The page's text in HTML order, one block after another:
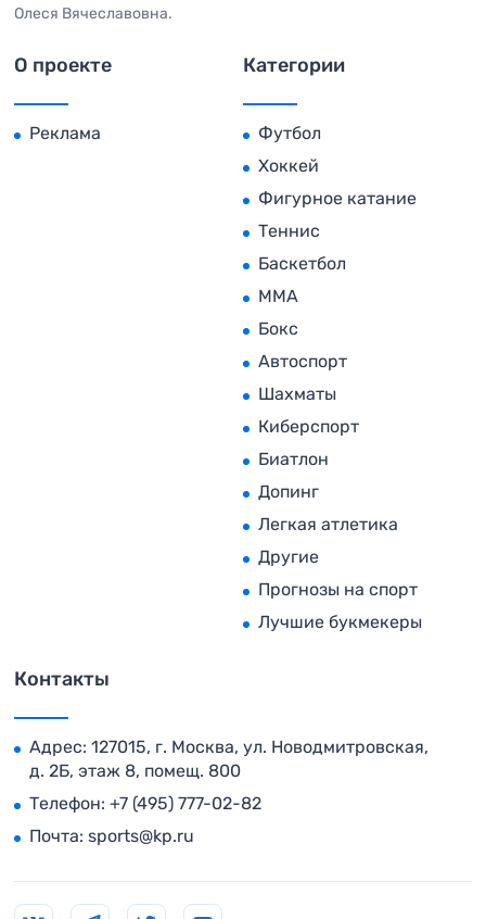
Олеся Вячеславовна.
О проекте
Реклама
Категории
Футбол
Хоккей
Фигурное катание
Теннис
Баскетбол
MMA
Бокс
Автоспорт
Шахматы
Киберспорт
Биатлон
Допинг
Легкая атлетика
Другие
Прогнозы на спорт
Лучшие букмекеры
Контакты
Адрес: 127015, г. Москва, ул. Новодмитровская,
д. 2Б, этаж 8, помещ. 800
Телефон: +7 (495) 777-02-82
Почта: sports@kp.ru